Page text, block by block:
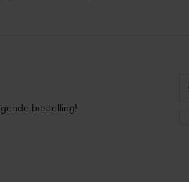
bestelling!